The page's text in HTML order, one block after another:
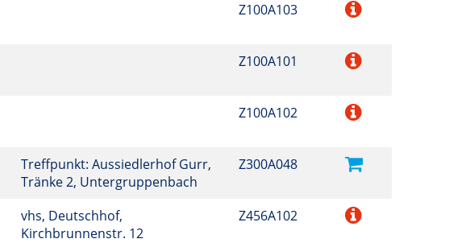
Z100A103
Z100A101
Z100A102
Treffpunkt: Aussiedlerhof Gurr,
Tränke 2, Untergruppenbach
Z300A048
vhs, Deutschhof,
Kirchbrunnenstr. 12
Z456A102